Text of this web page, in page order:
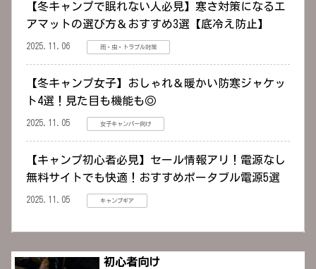
【冬キャンプで眠れない人必見】寒さ対策になるエ
アマットの選び方＆おすすめ3選【底冷え防止】
2025.11.06 雨・虫・トラブル対策
【冬キャンプ女子】おしゃれ＆暖かい防寒ジャケッ
ト4選！見た目も機能も◎
2025.11.05 女子キャンパー向け
【キャンプ初心者必見】セール情報アリ！電源なし
無料サイトでも快適！おすすめポータブル電源5選
2025.11.05 キャンプギア
初心者向け